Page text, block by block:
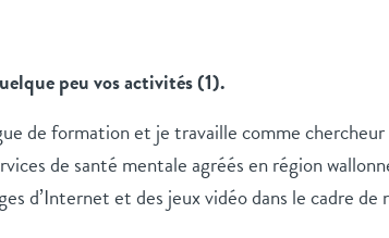
peu vos activités (1).
de formation et je travaille comme
de santé mentale agréés en région
d’Internet et des jeux vidéo dans le cadre